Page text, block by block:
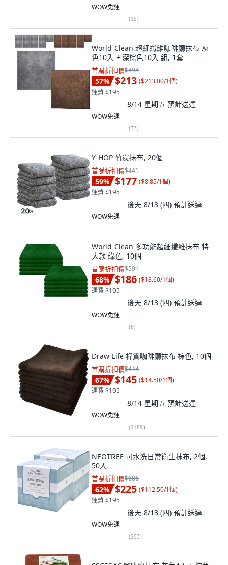
WOW免運
(15)
World Clean 超細纖維咖啡廳抹布 灰
色10入 + 深棕色10入 組, 1套
首購折扣價$498
57% $213 ($213.00/1個)
運費 $195
8/14 星期五 預計送達
WOW免運
(73)
Y-HOP 竹炭抹布, 20個
首購折扣價$441
59% $177 ($8.85/1個)
運費 $195
後天 8/13 (四) 預計送達
WOW免運
World Clean 多功能超細纖維抹布 特
大款 綠色, 10個
首購折扣價$591
68% $186 ($18.60/1個)
運費 $195
後天 8/13 (四) 預計送達
WOW免運
(6)
Draw Life 棉質咖啡廳抹布 棕色, 10個
首購折扣價$444
67% $145 ($14.50/1個)
運費 $195
8/14 星期五 預計送達
WOW免運
(2189)
NEOTREE 可水洗日常衛生抹布, 2個,
50入
首購折扣價$606
62% $225 ($112.50/1個)
運費 $195
後天 8/13 (四) 預計送達
WOW免運
(203)